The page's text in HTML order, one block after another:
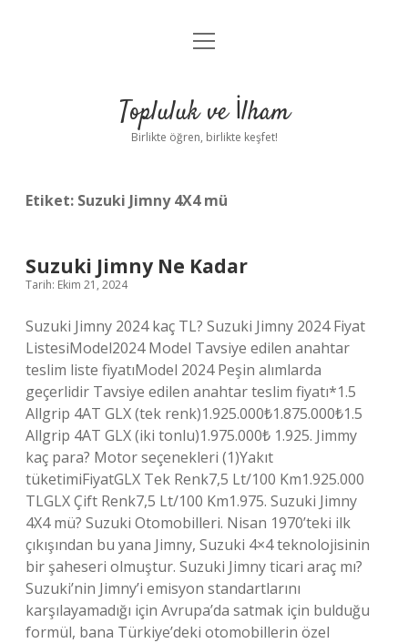
Anasayfa
Yasal Uyarı
menüyü
Topluluk ve İlham
Birlikte öğren, birlikte keşfet!
Etiket: Suzuki Jimny 4X4 mü
Suzuki Jimny Ne Kadar
Tarih: Ekim 21, 2024
Suzuki Jimny 2024 kaç TL? Suzuki Jimny 2024 Fiyat
ListesiModel2024 Model Tavsiye edilen anahtar
teslim liste fiyatıModel 2024 Peşin alımlarda
geçerlidir Tavsiye edilen anahtar teslim fiyatı*1.5
Allgrip 4AT GLX (tek renk)1.925.000₺1.875.000₺1.5
Allgrip 4AT GLX (iki tonlu)1.975.000₺ 1.925. Jimmy
kaç para? Motor seçenekleri (1)Yakıt
tüketimiFiyatGLX Tek Renk7,5 Lt/100 Km1.925.000
TLGLX Çift Renk7,5 Lt/100 Km1.975. Suzuki Jimny
4X4 mü? Suzuki Otomobilleri. Nisan 1970’teki ilk
çıkışından bu yana Jimny, Suzuki 4×4 teknolojisinin
bir şaheseri olmuştur. Suzuki Jimny ticari araç mı?
Suzuki’nin Jimny’i emisyon standartlarını
karşılayamadığı için Avrupa’da satmak için bulduğu
formül, bana Türkiye’deki otomobillerin özel